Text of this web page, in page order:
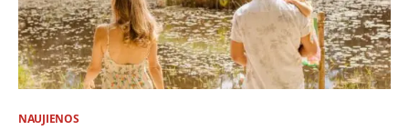
NAUJIENOS